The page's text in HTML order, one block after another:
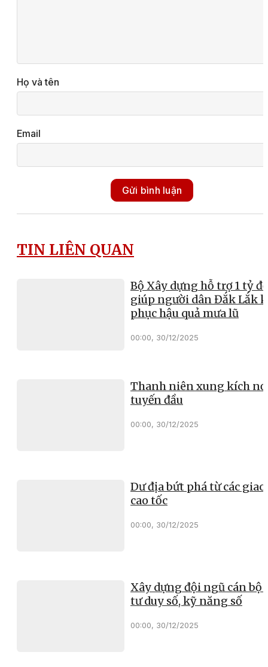
Họ và tên
Email
Gửi bình luận
TIN LIÊN QUAN
Bộ Xây dựng hỗ trợ 1 tỷ
giúp người dân Đắk Lắk
phục hậu quả mưa lũ
00:00, 30/12/2025
Thanh niên xung kích
tuyến đầu
00:00, 30/12/2025
Dư địa bứt phá từ các
cao tốc
00:00, 30/12/2025
Xây dựng đội ngũ cán bộ
tư duy số, kỹ năng số
00:00, 30/12/2025